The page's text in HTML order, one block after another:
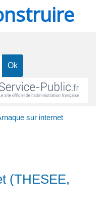
sur internet
(THESEE,